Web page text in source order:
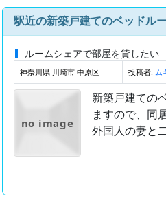
駅近の新築戸建てのベッドル
ルームシェアで部屋を貸したい
神奈川県 川崎市 中原区 投稿者: ム
no image
新築戸建ての
ますので、同
外国人の妻と